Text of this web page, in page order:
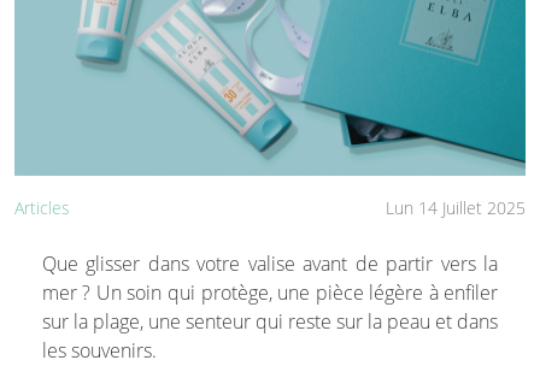
Lun 14 Juillet 2025
Articles
Que glisser dans votre valise avant de partir vers la
mer ? Un soin qui protège, une pièce légère à enfiler
sur la plage, une senteur qui reste sur la peau et dans
les souvenirs.